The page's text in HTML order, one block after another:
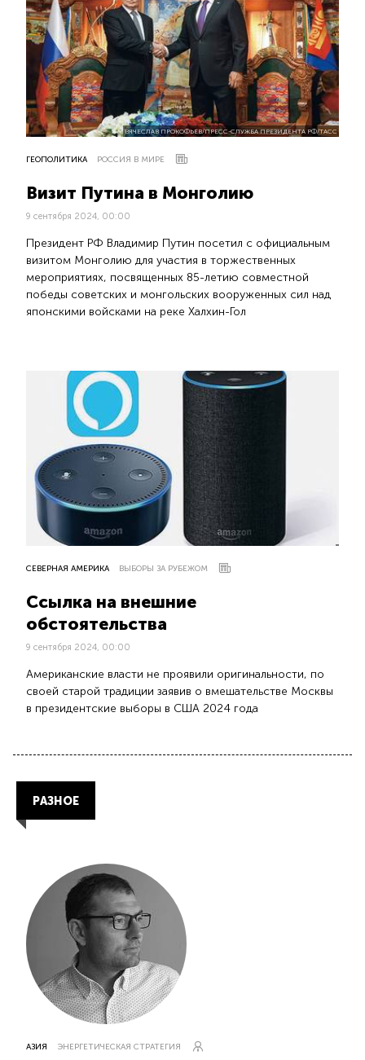
ВЯЧЕСЛАВ ПРОКОФЬЕВ/ПРЕСС-СЛУЖБА ПРЕЗИДЕНТА РФ/ТАСС
ГЕОПОЛИТИКА РОССИЯ В МИРЕ
Визит Путина в Монголию
9 сентября 2024, 00:00
Президент РФ Владимир Путин посетил с официальным
визитом Монголию для участия в торжественных
мероприятиях, посвященных 85-летию совместной
победы советских и монгольских вооруженных сил над
японскими войсками на реке Халхин-Гол
СЕВЕРНАЯ АМЕРИКА ВЫБОРЫ ЗА РУБЕЖОМ
Ссылка на внешние
обстоятельства
9 сентября 2024, 00:00
Американские власти не проявили оригинальности, по
своей старой традиции заявив о вмешательстве Москвы
в президентские выборы в США 2024 года
РАЗНОЕ
АЗИЯ ЭНЕРГЕТИЧЕСКАЯ СТРАТЕГИЯ